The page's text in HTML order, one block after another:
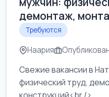
демонтаж,
Требуются
Наария
Свежие вакансии в
физический труд,